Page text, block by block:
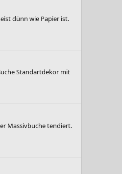
dünn wie Papier ist.
Standartdekor mit
Massivbuche tendiert.